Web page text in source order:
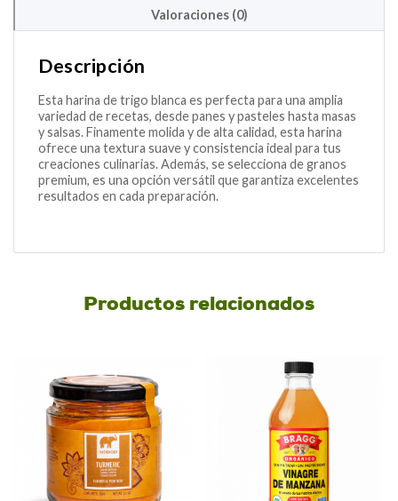
Valoraciones (0)
Descripción
Esta harina de trigo blanca es perfecta para una amplia
variedad de recetas, desde panes y pasteles hasta masas
y salsas. Finamente molida y de alta calidad, esta harina
ofrece una textura suave y consistencia ideal para tus
creaciones culinarias. Además, se selecciona de granos
premium, es una opción versátil que garantiza excelentes
resultados en cada preparación.
Productos relacionados